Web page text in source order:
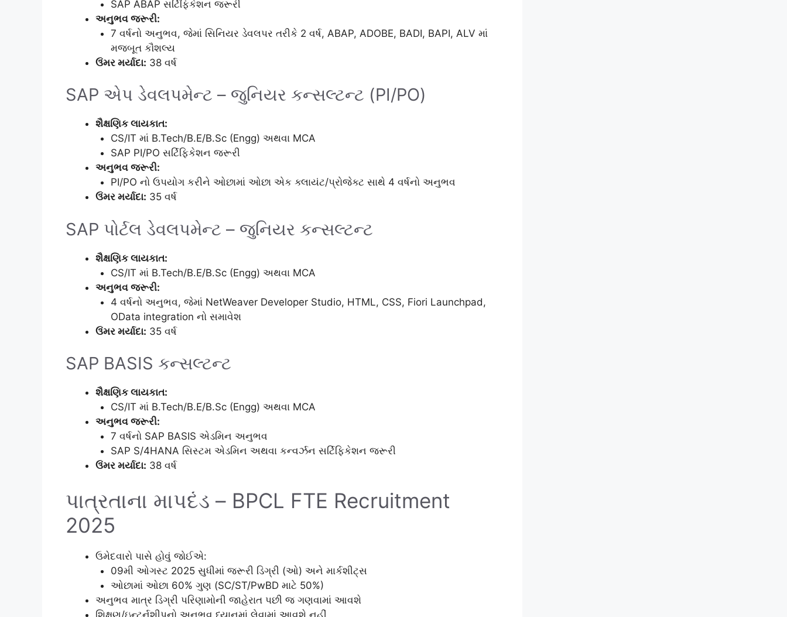
SAP ABAP સર્ટિફિકેશન જરૂરી
અનુભવ જરૂરી:
7 વર્ષનો અનુભવ, જેમાં સિનિયર ડેવલપર તરીકે 2 વર્ષ, ABAP, ADOBE, BADI, BAPI, ALV માં
મજબૂત કૌશલ્ય
ઉંમર મર્યાદા: 38 વર્ષ
SAP એપ ડેવલપમેન્ટ – જુનિયર કન્સલ્ટન્ટ (PI/PO)
શૈક્ષણિક લાયકાત:
CS/IT માં B.Tech/B.E/B.Sc (Engg) અથવા MCA
SAP PI/PO સર્ટિફિકેશન જરૂરી
અનુભવ જરૂરી:
PI/PO નો ઉપયોગ કરીને ઓછામાં ઓછા એક ક્લાયંટ/પ્રોજેક્ટ સાથે 4 વર્ષનો અનુભવ
ઉંમર મર્યાદા: 35 વર્ષ
SAP પોર્ટલ ડેવલપમેન્ટ – જુનિયર કન્સલ્ટન્ટ
શૈક્ષણિક લાયકાત:
CS/IT માં B.Tech/B.E/B.Sc (Engg) અથવા MCA
અનુભવ જરૂરી:
4 વર્ષનો અનુભવ, જેમાં NetWeaver Developer Studio, HTML, CSS, Fiori Launchpad,
OData integration નો સમાવેશ
ઉંમર મર્યાદા: 35 વર્ષ
SAP BASIS કન્સલ્ટન્ટ
શૈક્ષણિક લાયકાત:
CS/IT માં B.Tech/B.E/B.Sc (Engg) અથવા MCA
અનુભવ જરૂરી:
7 વર્ષનો SAP BASIS એડમિન અનુભવ
SAP S/4HANA સિસ્ટમ એડમિન અથવા કન્વર્ઝન સર્ટિફિકેશન જરૂરી
ઉંમર મર્યાદા: 38 વર્ષ
પાત્રતાના માપદંડ – BPCL FTE Recruitment
2025
ઉમેદવારો પાસે હોવું જોઈએ:
09મી ઓગસ્ટ 2025 સુધીમાં જરૂરી ડિગ્રી (ઓ) અને માર્કશીટ્સ
ઓછામાં ઓછા 60% ગુણ (SC/ST/PwBD માટે 50%)
અનુભવ માત્ર ડિગ્રી પરિણામોની જાહેરાત પછી જ ગણવામાં આવશે
શિક્ષણ/ઇન્ટર્નશીપનો અનુભવ ધ્યાનમાં લેવામાં આવશે નહીં